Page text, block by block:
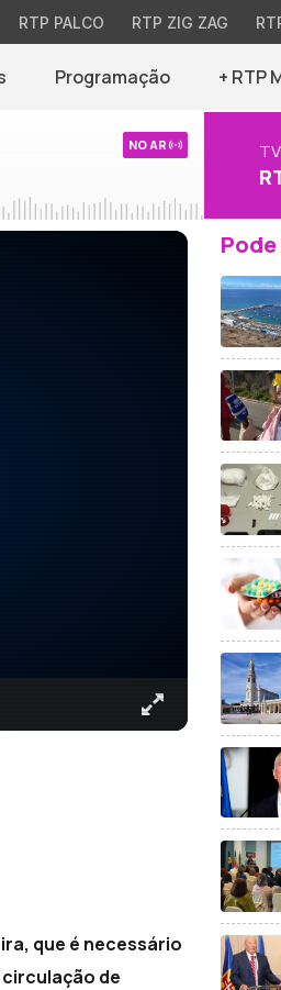
RTP PALCO RTP ZIG ZAG
Programação + RTP
NO AR TV
que é necessário
de